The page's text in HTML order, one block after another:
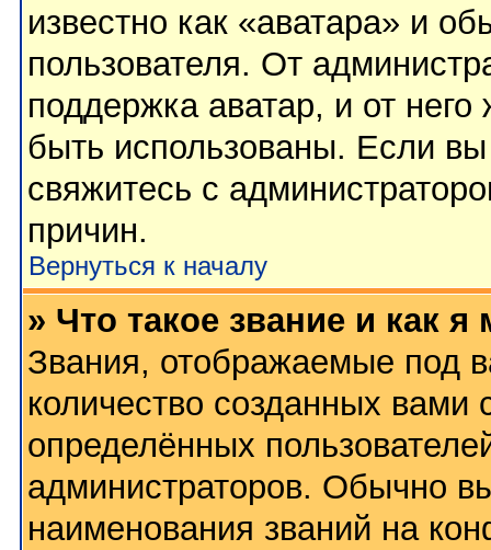
известно как «аватара» и
пользователя. От
поддержка аватар, и от него
быть использованы. Если
свяжитесь с
причин.
Вернуться к началу
» Что такое звание и как я
Звания, отображаемые под
количество созданных
определённых
администраторов. Обычно
наименования званий на